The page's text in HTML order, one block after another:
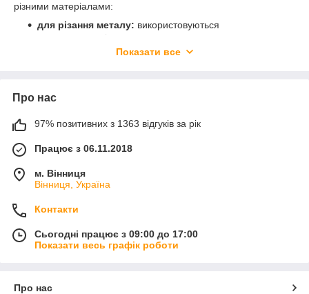
різними матеріалами:
для різання металу: використовуються
електрокорундові диски
для різання цегли та шиферу:
використовуються
алмазної крихти
різним абразивним напиленням
На які основні критерії варто звернути увагу при покупці:
призначення: кожен відрізний диск виготовляється
швидкість обертання: максимальна кількість обертів
диска має збігатися з аналогічним показником
інструменту
та багато інших світових брендів.
Показати все
Про нас
97% позитивних з 1363 відгуків за рік
Працює з 06.11.2018
м. Вінниця
Вінниця, Україна
Контакти
Сьогодні працює з 09:00 до 17:00
Показати весь графік роботи
Про нас